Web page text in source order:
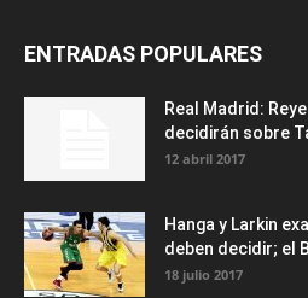
ENTRADAS POPULARES
Real Madrid:
decidirán sobre
12 abril 2017
Hanga y Larkin
deben decidir; el
18 julio 2017